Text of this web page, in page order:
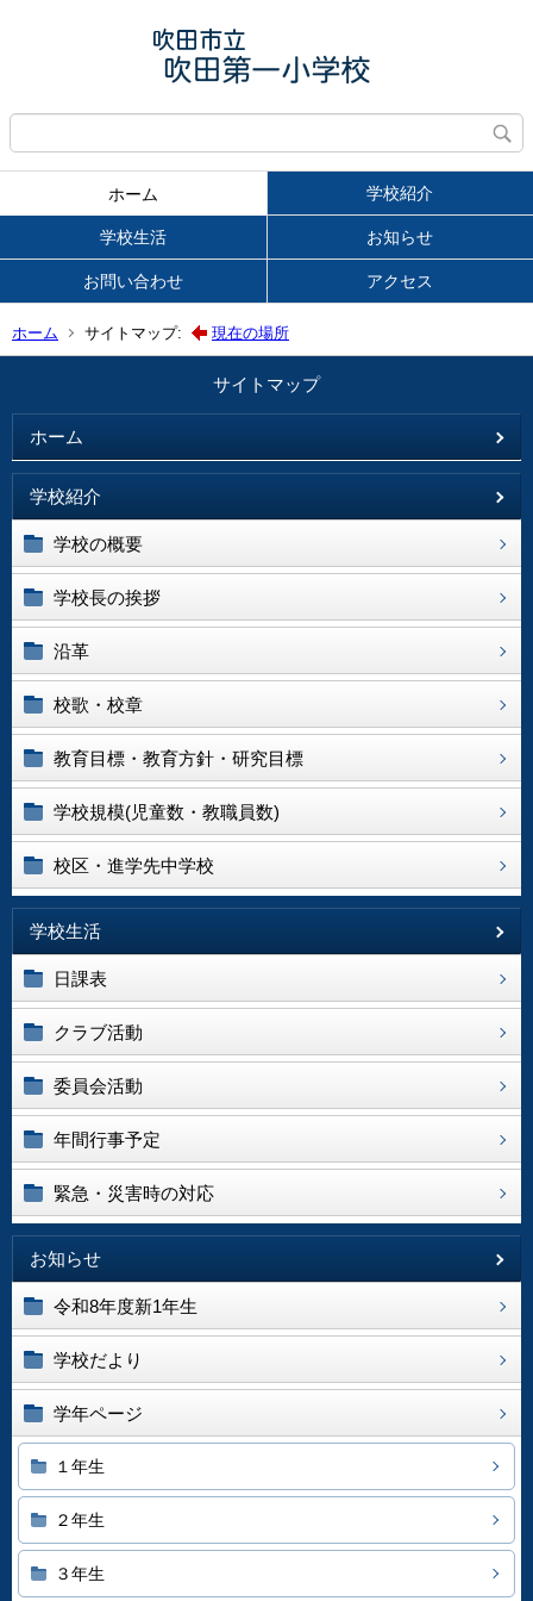
ホーム 学校紹介
学校生活 お知らせ
お問い合わせ アクセス
ホーム サイトマップ: 現在の場所
サイトマップ
ホーム
学校紹介
学校の概要
学校長の挨拶
沿革
校歌・校章
教育目標・教育方針・研究目標
学校規模(児童数・教職員数)
校区・進学先中学校
学校生活
日課表
クラブ活動
委員会活動
年間行事予定
緊急・災害時の対応
お知らせ
令和8年度新1年生
学校だより
学年ページ
１年生
２年生
３年生